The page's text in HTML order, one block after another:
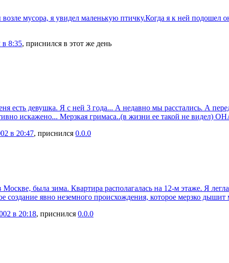
мусора, я увидел маленькую птичку.Когда я к ней
в 8:35, приснился в этот же день
есть девушка. Я с ней 3 года... А недавно мы расстались. А
искажено... Мерзкая гримаса..(в жизни ее такой не
в 20:47, приснился 0.0.0
была зима. Квартира располагалась на 12-м этаже. Я
создание явно неземного происхождения, которое мерзко
в 20:18, приснился 0.0.0